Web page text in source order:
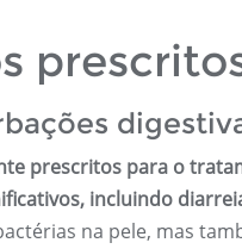
prescritos para o
incluindo
na pele, mas